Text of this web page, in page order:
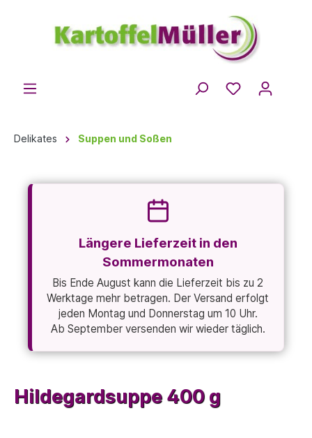
Delikates Suppen und Soßen
Längere Lieferzeit in den
Sommermonaten
Bis Ende August kann die Lieferzeit bis zu 2
Werktage mehr betragen. Der Versand erfolgt
jeden Montag und Donnerstag um 10 Uhr.
Ab September versenden wir wieder täglich.
Hildegardsuppe 400 g